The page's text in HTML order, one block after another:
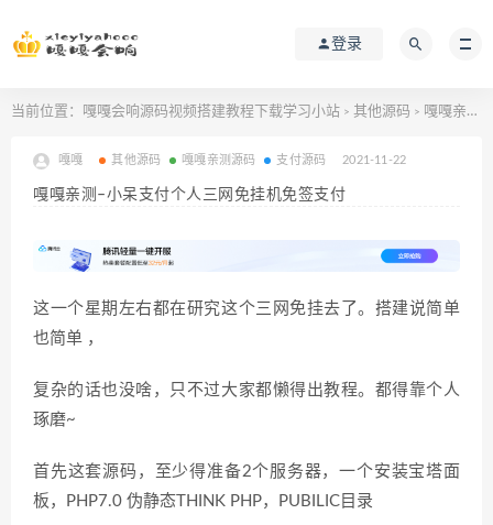
登录
当前位置： 嘎嘎会响源码视频搭建教程下载学习小站 > 其他源码 > 嘎嘎亲测–小呆支付个人三网免挂机免签支付
嘎嘎 其他源码 嘎嘎亲测源码 支付源码 2021-11-22
嘎嘎亲测–小呆支付个人三网免挂机免签支付
这一个星期左右都在研究这个三网免挂去了。搭建说简单
也简单 ，
复杂的话也没啥，只不过大家都懒得出教程。都得靠个人
琢磨~
首先这套源码，至少得准备2个服务器，一个安装宝塔面
板，PHP7.0 伪静态THINK PHP，PUBILIC目录